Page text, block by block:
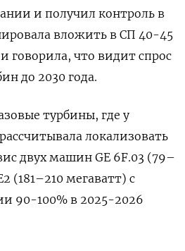
и получил контроль в
вложить в СП 40-45
говорила, что видит спрос
до 2030 года.
турбины, где у
локализовать
двух машин GE 6F.03 (79–
(181–210 мегаватт) с
90-100% в 2025-2026